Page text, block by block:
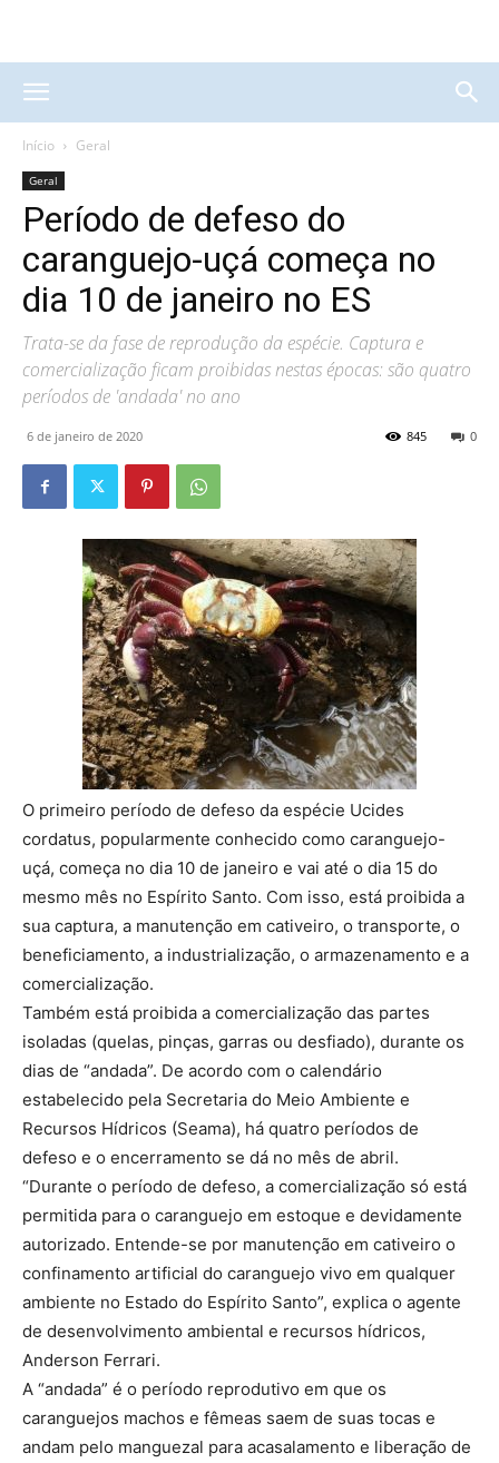
Início Geral
Geral
Período de defeso do
caranguejo-uçá começa no
dia 10 de janeiro no ES
Trata-se da fase de reprodução da espécie. Captura e
comercialização ficam proibidas nestas épocas: são quatro
períodos de 'andada' no ano
6 de janeiro de 2020 0
845
O primeiro período de defeso da espécie Ucides
cordatus, popularmente conhecido como caranguejo-
uçá, começa no dia 10 de janeiro e vai até o dia 15 do
mesmo mês no Espírito Santo. Com isso, está proibida a
sua captura, a manutenção em cativeiro, o transporte, o
beneficiamento, a industrialização, o armazenamento e a
comercialização.
Também está proibida a comercialização das partes
isoladas (quelas, pinças, garras ou desfiado), durante os
dias de “andada”. De acordo com o calendário
estabelecido pela Secretaria do Meio Ambiente e
Recursos Hídricos (Seama), há quatro períodos de
defeso e o encerramento se dá no mês de abril.
“Durante o período de defeso, a comercialização só está
permitida para o caranguejo em estoque e devidamente
autorizado. Entende-se por manutenção em cativeiro o
confinamento artificial do caranguejo vivo em qualquer
ambiente no Estado do Espírito Santo”, explica o agente
de desenvolvimento ambiental e recursos hídricos,
Anderson Ferrari.
A “andada” é o período reprodutivo em que os
caranguejos machos e fêmeas saem de suas tocas e
andam pelo manguezal para acasalamento e liberação de